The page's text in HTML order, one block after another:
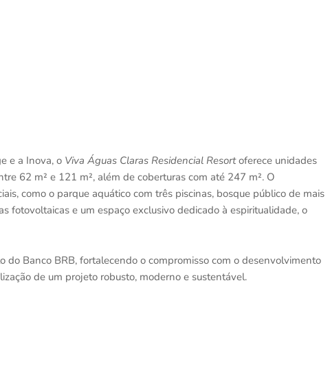
e a Inova, o Viva Águas Claras Residencial Resortoferece unidades
62 m² e 121 m², além de coberturas com até 247 m². O
como o parque aquático com três piscinas, bosque público de mais
fotovoltaicas e um espaço exclusivo dedicado à espiritualidade, o
do Banco BRB, fortalecendo o compromisso com o desenvolvimento
de um projeto robusto, moderno e sustentável.